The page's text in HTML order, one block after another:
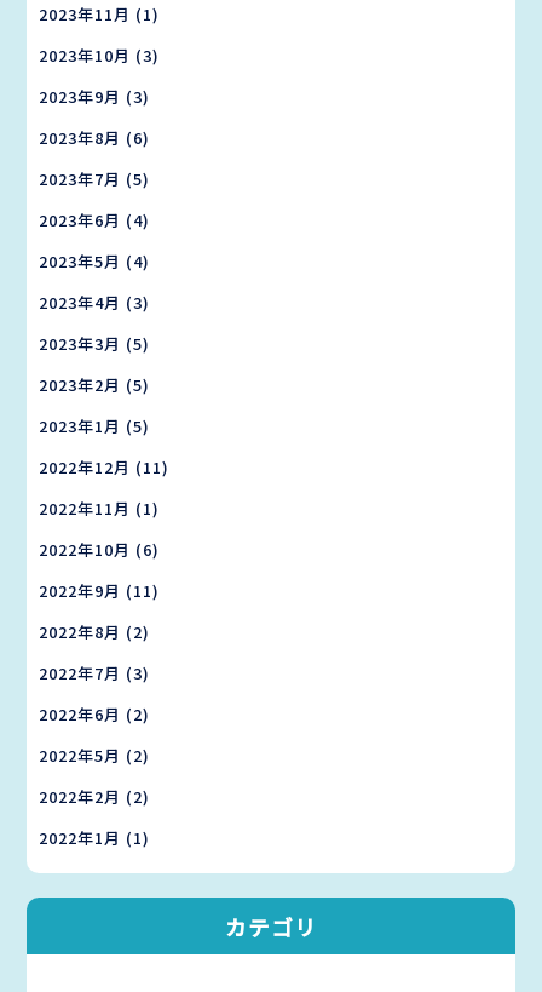
2023年11月 (1)
2023年10月 (3)
2023年9月 (3)
2023年8月 (6)
2023年7月 (5)
2023年6月 (4)
2023年5月 (4)
2023年4月 (3)
2023年3月 (5)
2023年2月 (5)
2023年1月 (5)
2022年12月 (11)
2022年11月 (1)
2022年10月 (6)
2022年9月 (11)
2022年8月 (2)
2022年7月 (3)
2022年6月 (2)
2022年5月 (2)
2022年2月 (2)
2022年1月 (1)
カテゴリ